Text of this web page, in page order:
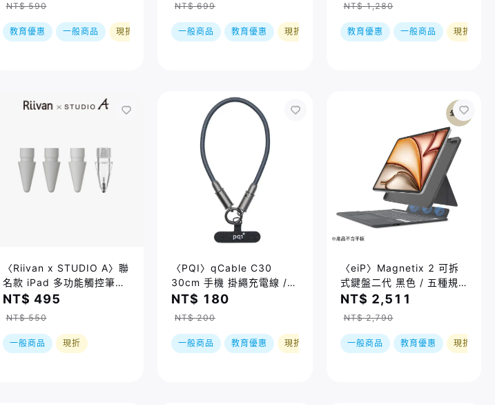
NT$ 590
教育優惠 一般商品 現折
NT$ 699
一般商品 教育優惠 現折
NT$ 1,280
教育優惠 一般商品 現折
〈Riivan x STUDIO A〉聯
名款 iPad 多功能觸控筆尖
4入組
NT$ 495
NT$ 550
一般商品 現折
〈PQI〉qCable C30
30cm 手機 掛繩充電線 /
三色
NT$ 180
NT$ 200
一般商品 教育優惠 現折
〈eiP〉Magnetix 2 可拆
式鍵盤二代 黑色 / 五種規
格
NT$ 2,511
NT$ 2,790
一般商品 教育優惠 現折